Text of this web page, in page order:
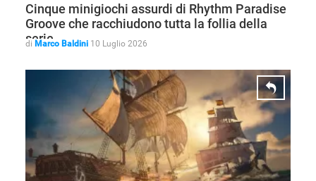
Cinque minigiochi assurdi di Rhythm Paradise
Groove che racchiudono tutta la follia della
serie
di Marco Baldini 10 Luglio 2026